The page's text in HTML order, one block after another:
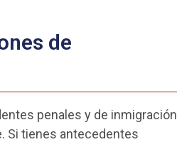
de
penales y de inmigración
Si tienes antecedentes